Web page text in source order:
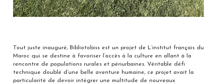
Tout juste inauguré, Bibliotobiss est un projet de L’institut français du
Maroc qui se destine à favoriser l’accès à la culture en allant à la
rencontre de populations rurales et périurbaines. Véritable défi
technique doublé d’une belle aventure humaine, ce projet avait la
particularité de devoir intégrer une multitude de nouveaux